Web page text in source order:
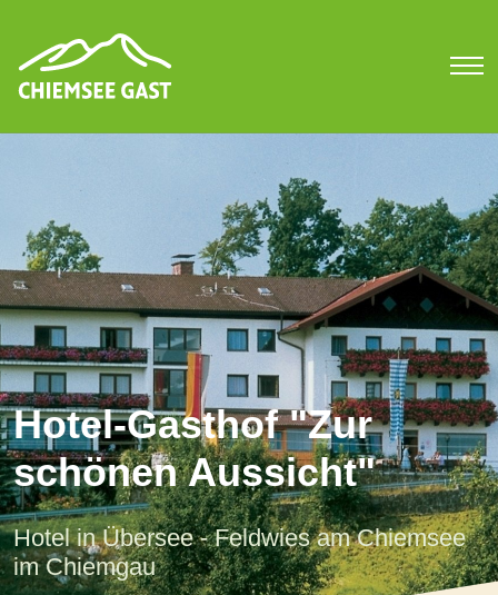
Hotel-Gasthof "Zur
schönen Aussicht"
Hotel in Übersee - Feldwies am Chiemsee
im Chiemgau